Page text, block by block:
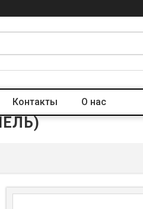
Контакты О нас